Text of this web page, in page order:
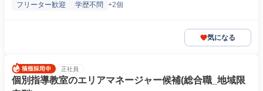
フリーター歓迎 学歴不問 +2個
気になる
正社員
個別指導教室のエリアマネージャー候補(総合職_地域限